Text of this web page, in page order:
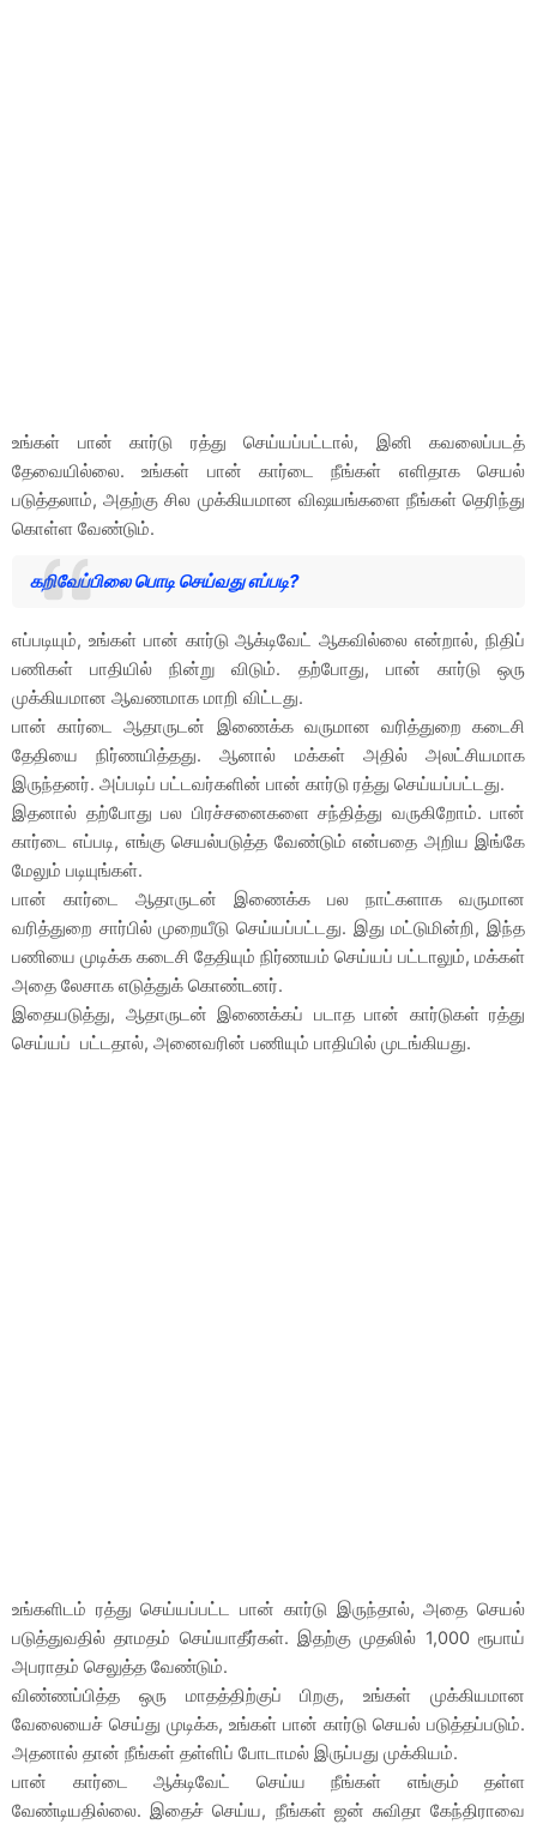
உங்கள் பான் கார்டு ரத்து செய்யப்பட்டால், இனி கவலைப்படத்
தேவையில்லை. உங்கள் பான் கார்டை நீங்கள் எளிதாக செயல்
படுத்தலாம், அதற்கு சில முக்கியமான விஷயங்களை நீங்கள் தெரிந்து
கொள்ள வேண்டும்.
கறிவேப்பிலை பொடி செய்வது எப்படி?
எப்படியும், உங்கள் பான் கார்டு ஆக்டிவேட் ஆகவில்லை என்றால், நிதிப்
பணிகள் பாதியில் நின்று விடும். தற்போது, பான் கார்டு ஒரு
முக்கியமான ஆவணமாக மாறி விட்டது.
பான் கார்டை ஆதாருடன் இணைக்க வருமான வரித்துறை கடைசி
தேதியை நிர்ணயித்தது. ஆனால் மக்கள் அதில் அலட்சியமாக
இருந்தனர். அப்படிப் பட்டவர்களின் பான் கார்டு ரத்து செய்யப்பட்டது.
இதனால் தற்போது பல பிரச்சனைகளை சந்தித்து வருகிறோம். பான்
கார்டை எப்படி, எங்கு செயல்படுத்த வேண்டும் என்பதை அறிய இங்கே
மேலும் படியுங்கள்.
பான் கார்டை ஆதாருடன் இணைக்க பல நாட்களாக வருமான
வரித்துறை சார்பில் முறையீடு செய்யப்பட்டது. இது மட்டுமின்றி, இந்த
பணியை முடிக்க கடைசி தேதியும் நிர்ணயம் செய்யப் பட்டாலும், மக்கள்
அதை லேசாக எடுத்துக் கொண்டனர்.
இதையடுத்து, ஆதாருடன் இணைக்கப் படாத பான் கார்டுகள் ரத்து
செய்யப் பட்டதால், அனைவரின் பணியும் பாதியில் முடங்கியது.
உங்களிடம் ரத்து செய்யப்பட்ட பான் கார்டு இருந்தால், அதை செயல்
படுத்துவதில் தாமதம் செய்யாதீர்கள். இதற்கு முதலில் 1,000 ரூபாய்
அபராதம் செலுத்த வேண்டும்.
விண்ணப்பித்த ஒரு மாதத்திற்குப் பிறகு, உங்கள் முக்கியமான
வேலையைச் செய்து முடிக்க, உங்கள் பான் கார்டு செயல் படுத்தப்படும்.
அதனால் தான் நீங்கள் தள்ளிப் போடாமல் இருப்பது முக்கியம்.
பான் கார்டை ஆக்டிவேட் செய்ய நீங்கள் எங்கும் தள்ள
வேண்டியதில்லை. இதைச் செய்ய, நீங்கள் ஜன் சுவிதா கேந்திராவை